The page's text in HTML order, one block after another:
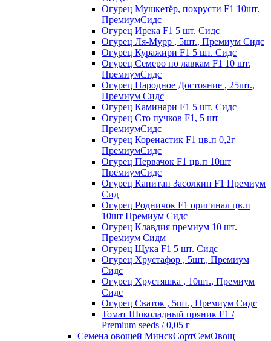
Огурец Мушкетёр, похрусти F1 10шт.
ПремиумСидс
Огурец Ирека F1 5 шт. Сидс
Огурец Ля-Мурр , 5шт., Премиум Сидс
Огурец Куражири F1 5 шт. Сидс
Огурец Семеро по лавкам F1 10 шт.
ПремиумСидс
Огурец Народное Достояние , 25шт.,
Премиум Сидс
Огурец Каминари F1 5 шт. Сидс
Огурец Сто пучков F1, 5 шт
ПремиумСидс
Огурец Коренастик F1 цв.п 0,2г
ПремиумСидс
Огурец Первачок F1 цв.п 10шт
ПремиумСидс
Огурец Капитан Засолкин F1 Премиум
Сид
Огурец Родничок F1 оригинал цв.п
10шт Премиум Сидс
Огурец Клавдия премиум 10 шт.
Премиум Сидм
Огурец Щука F1 5 шт. Сидс
Огурец Хрустафор , 5шт., Премиум
Сидс
Огурец Хрустяшка , 10шт., Премиум
Сидс
Огурец Сваток , 5шт., Премиум Сидс
Томат Шоколадный пряник F1 /
Premium seeds / 0,05 г
Семена овощей МинскСортСемОвощ